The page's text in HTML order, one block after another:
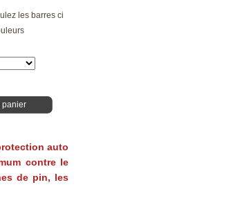
les barres ci
panier
auto
contre le
de pin, les